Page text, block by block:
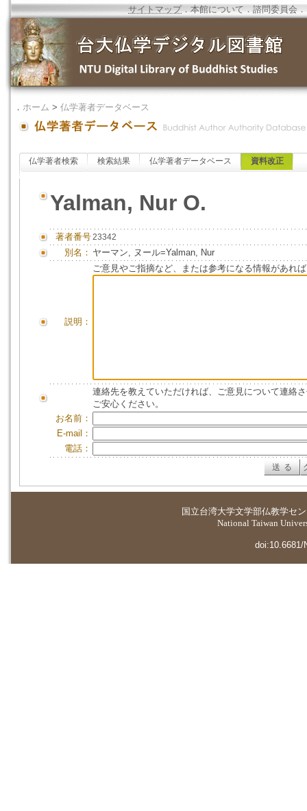
サイトマップ．本館について ．諮問委員会 ．
． ホーム > 仏学著者データベース
仏学著者検索 検索結果 仏学著者データベース 資料改正
Yalman, Nur O.
著者番号23342
別名： ヤーマン, ヌール=Yalman, Nur
説明：
ご意見やご指摘など、または参考になる情報があれ
連絡先を教えていただければ、ご意見について連絡
ご安心ください。
お名前：
E-mail：
電話：
国立台湾大学文学部仏教学セ
National Taiwan
doi:10.6681/